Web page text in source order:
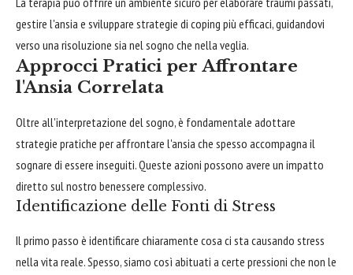
gestire l'ansia e sviluppare strategie di coping più efficaci, guidandovi
verso una risoluzione sia nel sogno che nella veglia.
Approcci Pratici per Affrontare
l'Ansia Correlata
Oltre all'interpretazione del sogno, è fondamentale adottare
strategie pratiche per affrontare l'ansia che spesso accompagna il
sognare di essere inseguiti. Queste azioni possono avere un impatto
diretto sul nostro benessere complessivo.
Identificazione delle Fonti di Stress
Il primo passo è identificare chiaramente cosa ci sta causando stress
nella vita reale. Spesso, siamo così abituati a certe pressioni che non le